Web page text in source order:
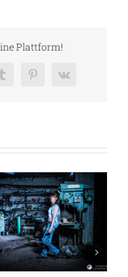
Plattform!
TumblrPinterest
Vk